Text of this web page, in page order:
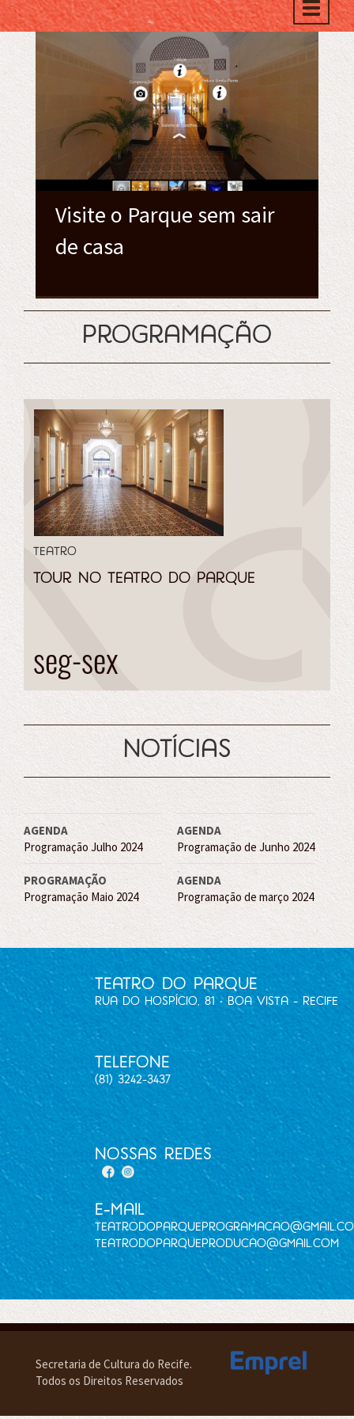
Toggle
Visite o Parque sem sair
de casa
programação
Teatro
Tour no Teatro do Parque
seg-sex
notícias
AGENDA
Programação Julho 2024
AGENDA
Programação de Junho 2024
PROGRAMAÇÃO
Programação Maio 2024
AGENDA
Programação de março 2024
Teatro do Parque
Rua do Hospício, 81 • Boa Vista - Recife
Telefone
(81) 3242-3437
nossas redes
E-mail
teatrodoparqueproducao@gmail.com
Secretaria de Cultura do Recife.
Todos os Direitos Reservados